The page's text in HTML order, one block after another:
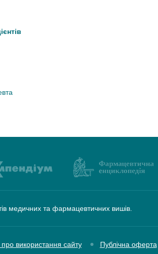
медичних та фармацевтичних вишів.
використання сайту Публічна оферта